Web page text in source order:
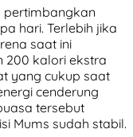
pertimbangkan
hari. Terlebih jika
saat ini
200 kalori ekstra
yang cukup saat
cenderung
tersebut
Mums sudah stabil.